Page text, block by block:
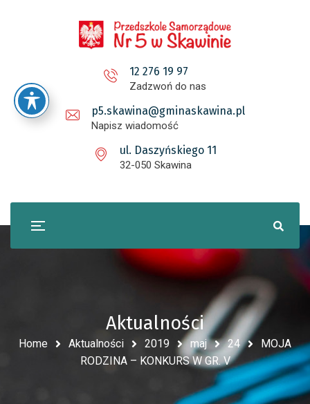
12 276 19 97
Zadzwoń do nas
p5.skawina@gminaskawina.pl
Napisz wiadomość
ul. Daszyńskiego 11
32-050 Skawina
Aktualności
Home Aktualności 2019 maj 24
MOJA
RODZINA – KONKURS W GR. V